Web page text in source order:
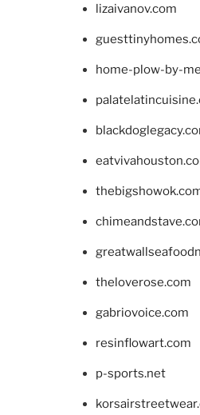
lizaivanov.com
home-plow-by-
theloverose.com
gabriovoice.com
resinflowart.com
p-sports.net